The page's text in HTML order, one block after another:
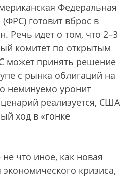
Федеральная
готовит вброс в
Речь идет о том, что 2–3
комитет по открытым
может принять решение
с рынка облигаций на
неминуемо уронит
реализуется, США
ход в «гонке
что иное, как новая
кризиса,